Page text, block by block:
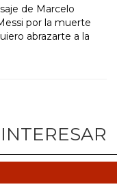
de Marcelo
por la muerte
abrazarte a la